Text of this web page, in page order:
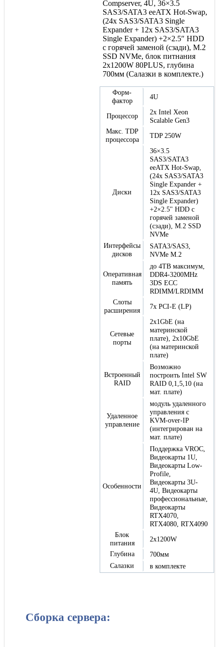
Compserver, 4U, 36×3.5
SAS3/SATA3 eeATX Hot-Swap,
(24x SAS3/SATA3 Single
Expander + 12x SAS3/SATA3
Single Expander) +2×2.5″ HDD
с горячей заменой (сзади), M.2
SSD NVMe, блок питнания
2x1200W 80PLUS, глубина
700мм (Салазки в комплекте.)
Форм-
фактор
4U
Процессор
2x Intel Xeon
Scalable Gen3
Макс. TDP
процессора
TDP 250W
Диски
36×3.5
SAS3/SATA3
eeATX Hot-Swap,
(24x SAS3/SATA3
Single Expander +
12x SAS3/SATA3
Single Expander)
+2×2.5" HDD с
горячей заменой
(сзади), M.2 SSD
NVMe
Интерфейсы
дисков
SATA3/SAS3,
NVMe M.2
Оперативная
память
до 4TB максимум,
DDR4-3200MHz
3DS ECC
RDIMM/LRDIMM
Слоты
расширения
7x PCI-E (LP)
Сетевые
порты
2x1GbE (на
материнской
плате), 2x10GbE
(на материнской
плате)
Встроенный
RAID
Возможно
построить Intel SW
RAID 0,1,5,10 (на
мат. плате)
Удаленное
управление
модуль удаленного
управления с
KVM-over-IP
(интегрирован на
мат. плате)
Особенности
Поддержка VROC,
Видеокарты 1U,
Видеокарты Low-
Profile,
Видеокарты 3U-
4U, Видеокарты
профессиональные,
Видеокарты
RTX4070,
RTX4080, RTX4090
Блок
питания
2x1200W
Глубина
700мм
Салазки
в комплекте
Сборка сервера: